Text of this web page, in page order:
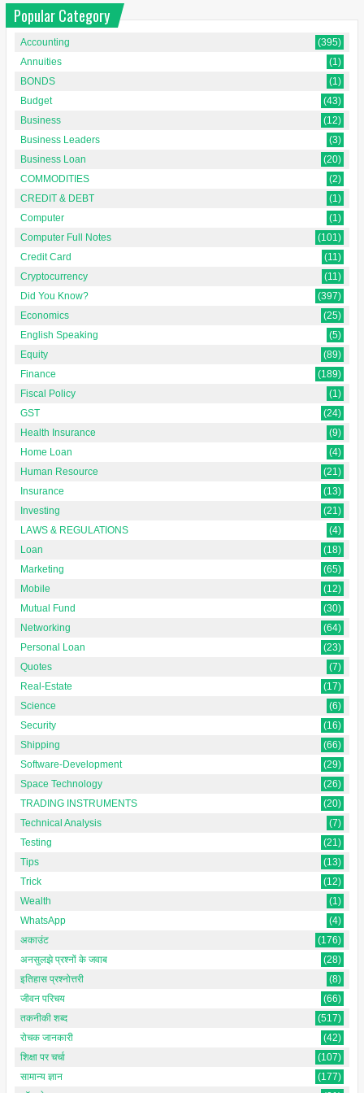
Popular Category
Accounting
(395)
Annuities
(1)
BONDS
(1)
Budget
(43)
Business
(12)
Business Leaders
(3)
Business Loan
(20)
COMMODITIES
(2)
CREDIT & DEBT
(1)
Computer
(1)
Computer Full Notes
(101)
Credit Card
(11)
Cryptocurrency
(11)
Did You Know?
(397)
Economics
(25)
English Speaking
(5)
Equity
(89)
Finance
(189)
Fiscal Policy
(1)
GST
(24)
Health Insurance
(9)
Home Loan
(4)
Human Resource
(21)
Insurance
(13)
Investing
(21)
LAWS & REGULATIONS
(4)
Loan
(18)
Marketing
(65)
Mobile
(12)
Mutual Fund
(30)
Networking
(64)
Personal Loan
(23)
Quotes
(7)
Real-Estate
(17)
Science
(6)
Security
(16)
Shipping
(66)
Software-Development
(29)
Space Technology
(26)
TRADING INSTRUMENTS
(20)
Technical Analysis
(7)
Testing
(21)
Tips
(13)
Trick
(12)
Wealth
(1)
WhatsApp
(4)
अकाउंट
(176)
अनसुलझे प्रश्नों के जवाब
(28)
इतिहास प्रश्नोत्तरी
(8)
जीवन परिचय
(66)
तकनीकी शब्द
(517)
रोचक जानकारी
(42)
शिक्षा पर चर्चा
(107)
सामान्य ज्ञान
(177)